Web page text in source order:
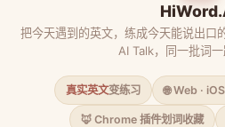
把今天遇到的英文，练成今天能说出
AI Talk，同一批词一
真实英文变练习 🌐 Web ·
🦊 Chrome 插件划词收藏